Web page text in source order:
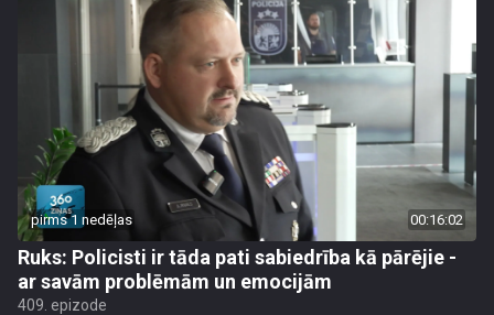
pirms 1 nedēļas 00:16:02
Ruks: Policisti ir tāda pati sabiedrība kā pārējie -
ar savām problēmām un emocijām
409. epizode